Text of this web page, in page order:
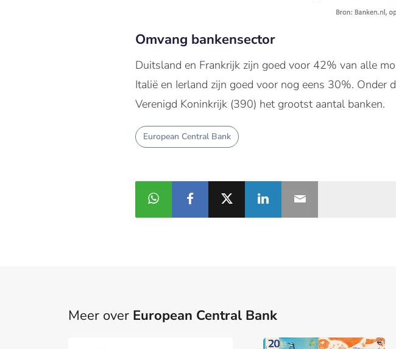
Omvang bankensector
Duitsland en Frankrijk zijn goed voor 42% van alle
Italië en Ierland zijn goed voor nog eens 30%.
Verenigd Koninkrijk (390) het grootst aantal banken.
European Central Bank
Meer over European Central Bank